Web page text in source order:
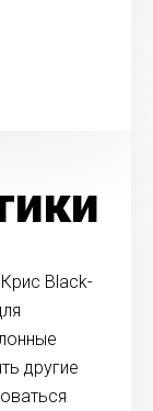
Black-
другие